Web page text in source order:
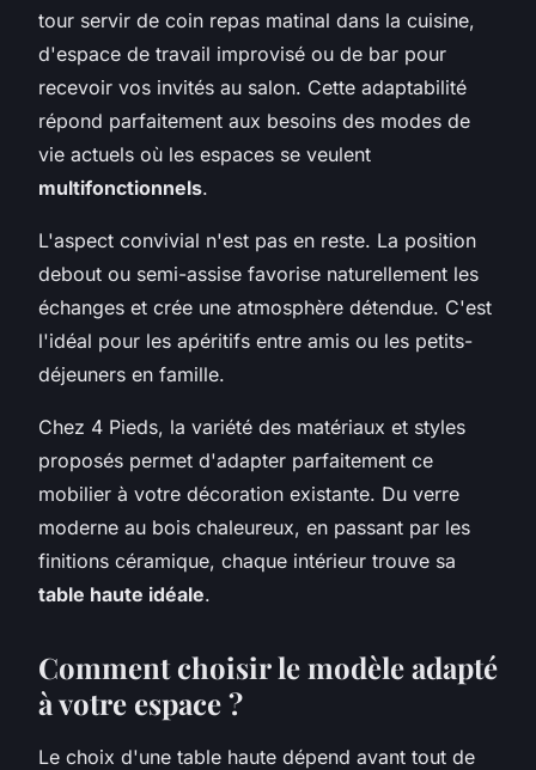
tour servir de coin repas matinal dans la cuisine,
d'espace de travail improvisé ou de bar pour
recevoir vos invités au salon. Cette adaptabilité
répond parfaitement aux besoins des modes de
vie actuels où les espaces se veulent
multifonctionnels.
L'aspect convivial n'est pas en reste. La position
debout ou semi-assise favorise naturellement les
échanges et crée une atmosphère détendue. C'est
l'idéal pour les apéritifs entre amis ou les petits-
déjeuners en famille.
Chez 4 Pieds, la variété des matériaux et styles
proposés permet d'adapter parfaitement ce
mobilier à votre décoration existante. Du verre
moderne au bois chaleureux, en passant par les
finitions céramique, chaque intérieur trouve sa
table haute idéale.
Comment choisir le modèle adapté
à votre espace ?
Le choix d'une table haute dépend avant tout de